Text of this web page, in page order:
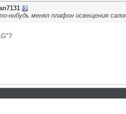
нибудь менял плафон освещения